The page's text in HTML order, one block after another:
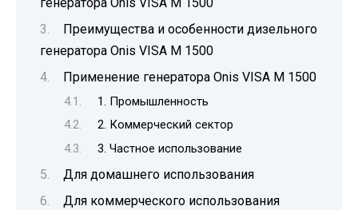
Преимущества и особенности дизельного
генератора Onis VISA M 1500
Применение генератора Onis VISA M 1500
1. Промышленность
2. Коммерческий сектор
3. Частное использование
Для домашнего использования
Для коммерческого использования